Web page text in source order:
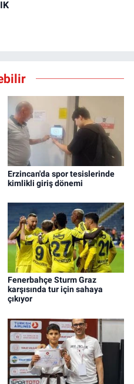
Erzincan'da spor tesislerinde
kimlikli giriş dönemi
Fenerbahçe Sturm Graz
karşısında tur için sahaya
çıkıyor